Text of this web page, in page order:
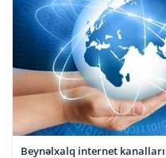
Beynəlxalq internet